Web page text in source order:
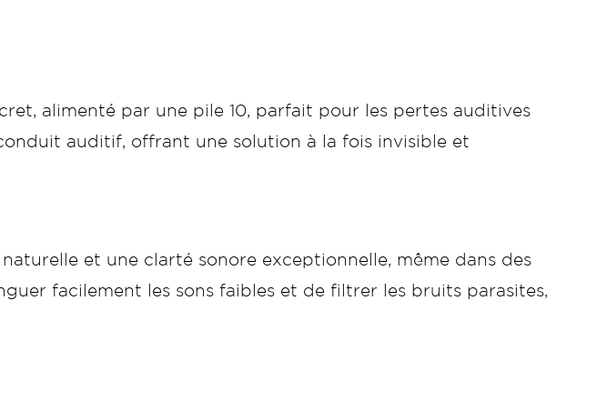
alimenté par une pile 10, parfait pour les pertes auditives
auditif, offrant une solution à la fois invisible et
et une clarté sonore exceptionnelle, même dans des
facilement les sons faibles et de filtrer les bruits parasites,